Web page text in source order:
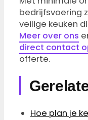
bedrijfsvoering
veilige keuken
Meer over ons
direct contact
offerte.
Hoe plan je